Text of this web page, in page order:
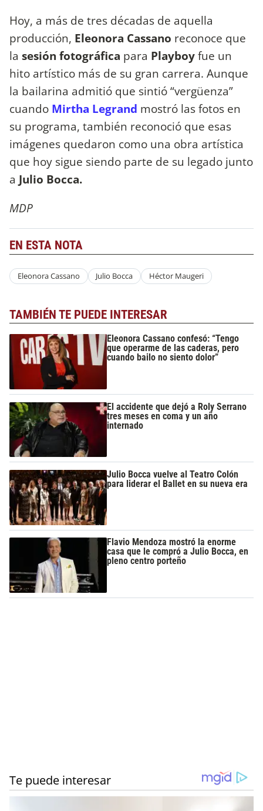
Hoy, a más de tres décadas de aquella
producción, Eleonora Cassano reconoce que
la sesión fotográfica para Playboyfue un
hito artístico más de su gran carrera. Aunque
la bailarina admitió que sintió “vergüenza”
cuando Mirtha Legrand mostró las fotos en
su programa, también reconoció que esas
imágenes quedaron como una obra artística
que hoy sigue siendo parte de su legado junto
a Julio Bocca.
MDP
EN ESTA NOTA
Eleonora Cassano Julio Bocca Héctor Maugeri
TAMBIÉN TE PUEDE INTERESAR
Eleonora Cassano confesó: “Tengo
que operarme de las caderas, pero
cuando bailo no siento dolor”
El accidente que dejó a Roly Serrano
tres meses en coma y un año
internado
Julio Bocca vuelve al Teatro Colón
para liderar el Ballet en su nueva era
Flavio Mendoza mostró la enorme
casa que le compró a Julio Bocca, en
pleno centro porteño